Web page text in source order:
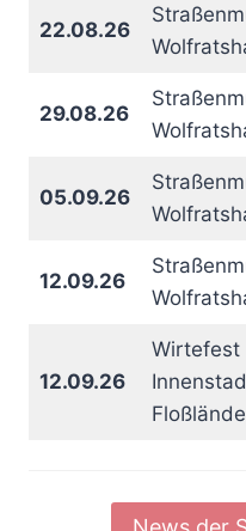
22.08.26
29.08.26
05.09.26
12.09.26
12.09.26
Wirtefest
Floßlände